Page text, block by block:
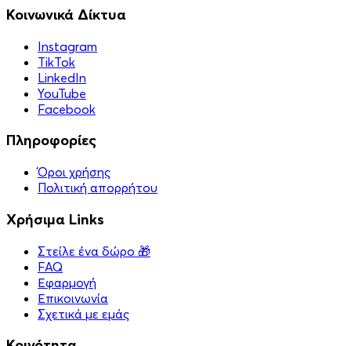
Κοινωνικά Δίκτυα
Instagram
TikTok
LinkedIn
YouTube
Facebook
Πληροφορίες
Όροι χρήσης
Πολιτική απορρήτου
Χρήσιμα Links
Στείλε ένα δώρο 🎁
FAQ
Εφαρμογή
Επικοινωνία
Σχετικά με εμάς